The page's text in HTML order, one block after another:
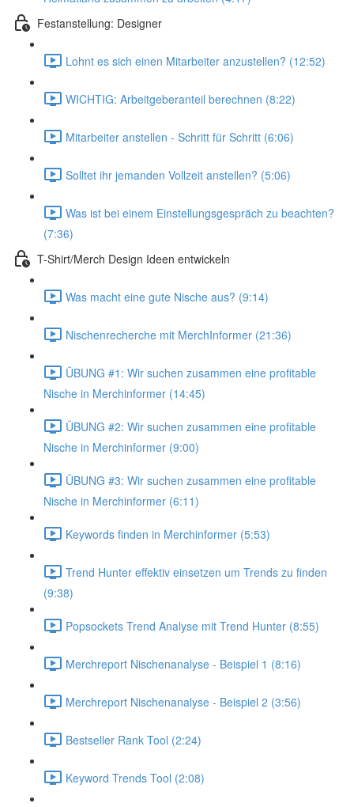
Festanstellung: Designer
Lohnt es sich einen Mitarbeiter anzustellen? (12:52)
WICHTIG: Arbeitgeberanteil berechnen (8:22)
Mitarbeiter anstellen - Schritt für Schritt (6:06)
Solltet ihr jemanden Vollzeit anstellen? (5:06)
Was ist bei einem Einstellungsgespräch zu beachten?
(7:36)
T-Shirt/Merch Design Ideen entwickeln
Was macht eine gute Nische aus? (9:14)
Nischenrecherche mit MerchInformer (21:36)
ÜBUNG #1: Wir suchen zusammen eine profitable
Nische in Merchinformer (14:45)
ÜBUNG #2: Wir suchen zusammen eine profitable
Nische in Merchinformer (9:00)
ÜBUNG #3: Wir suchen zusammen eine profitable
Nische in Merchinformer (6:11)
Keywords finden in Merchinformer (5:53)
Trend Hunter effektiv einsetzen um Trends zu finden
(9:38)
Popsockets Trend Analyse mit Trend Hunter (8:55)
Merchreport Nischenanalyse - Beispiel 1 (8:16)
Merchreport Nischenanalyse - Beispiel 2 (3:56)
Bestseller Rank Tool (2:24)
Keyword Trends Tool (2:08)